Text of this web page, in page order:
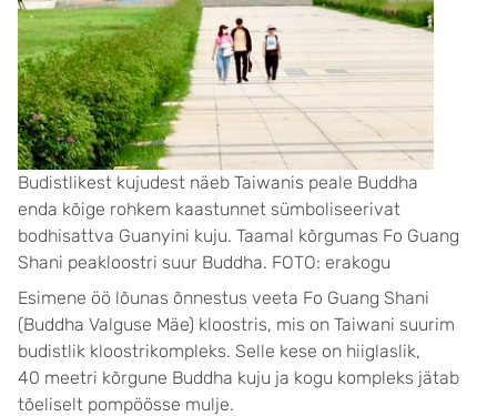
Budistlikest kujudest näeb Taiwanis peale Buddha
enda kõige rohkem kaastunnet sümboliseerivat
bodhisattva Guanyini kuju. Taamal kõrgumas Fo Guang
Shani peakloostri suur Buddha. FOTO: erakogu
Esimene öö lõunas õnnestus veeta Fo Guang Shani
(Buddha Valguse Mäe) kloostris, mis on Taiwani suurim
budistlik kloostrikompleks. Selle kese on hiiglaslik,
40 meetri kõrgune Buddha kuju ja kogu kompleks jätab
tõeliselt pompöösse mulje.